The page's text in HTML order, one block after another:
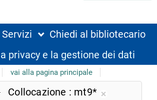
Servizi
Chiedi al bibliotecario
privacy e la gestione dei dati
vai alla pagina principale
Collocazione
mt9*